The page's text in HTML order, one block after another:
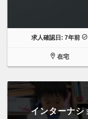
求人確認日: 7年前
在宅
インターナシ